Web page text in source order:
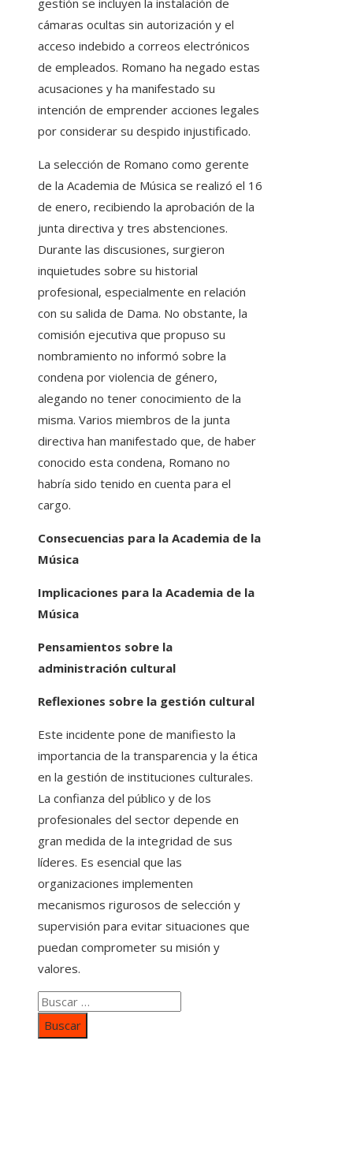
gestión se incluyen la instalación de
cámaras ocultas sin autorización y el
acceso indebido a correos electrónicos
de empleados. Romano ha negado estas
acusaciones y ha manifestado su
intención de emprender acciones legales
por considerar su despido injustificado.
La selección de Romano como gerente
de la Academia de Música se realizó el 16
de enero, recibiendo la aprobación de la
junta directiva y tres abstenciones.
Durante las discusiones, surgieron
inquietudes sobre su historial
profesional, especialmente en relación
con su salida de Dama. No obstante, la
comisión ejecutiva que propuso su
nombramiento no informó sobre la
condena por violencia de género,
alegando no tener conocimiento de la
misma. Varios miembros de la junta
directiva han manifestado que, de haber
conocido esta condena, Romano no
habría sido tenido en cuenta para el
cargo.
Consecuencias para la Academia de la
Música
Implicaciones para la Academia de la
Música
Pensamientos sobre la
administración cultural
Reflexiones sobre la gestión cultural
Este incidente pone de manifiesto la
importancia de la transparencia y la ética
en la gestión de instituciones culturales.
La confianza del público y de los
profesionales del sector depende en
gran medida de la integridad de sus
líderes. Es esencial que las
organizaciones implementen
mecanismos rigurosos de selección y
supervisión para evitar situaciones que
puedan comprometer su misión y
valores.
Buscar: